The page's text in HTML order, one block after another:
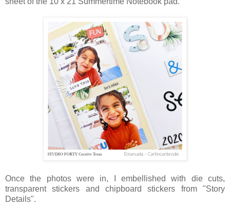
Once the photos were in, I embellished with die cuts,
transparent stickers and chipboard stickers from "Story
Details".